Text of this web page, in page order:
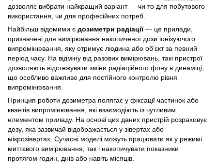
дозволяє вибрати найкращий варіант — чи то для побутового
використання, чи для професійних потреб.
Найбільш відомими є дозиметри радіації— це прилади,
призначені для вимірювання накопиченої дози іонізуючого
випромінювання, яку отримує людина або об’єкт за певний
період часу. На відміну від разових вимірювань, такі пристрої
дозволяють відстежувати зміни радіаційного фону в динаміці,
що особливо важливо для постійного контролю рівня
випромінювання.
Принцип роботи дозиметра полягає у фіксації частинок або
квантів випромінювання, які взаємодіють із чутливим
елементом приладу. На основі цих даних пристрій розраховує
дозу, яка зазвичай відображається у зівертах або
мікрозівертах. Сучасні моделі можуть працювати як у режимі
миттєвого вимірювання, так і накопичувати показники
протягом годин, днів або навіть місяців.